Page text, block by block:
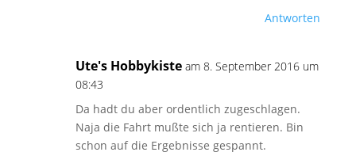
Antworten
Ute's Hobbykiste am 8. September 2016 um
08:43
Da hadt du aber ordentlich zugeschlagen.
Naja die Fahrt mußte sich ja rentieren. Bin
schon auf die Ergebnisse gespannt.